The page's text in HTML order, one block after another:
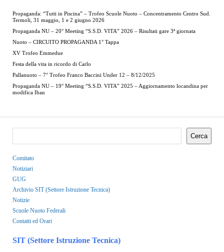
Propaganda: “Tutti in Piscina” – Trofeo Scuole Nuoto – Concentramento Centro Sud.
Termoli, 31 maggio, 1 e 2 giugno 2026
Propaganda NU – 20° Meeting “S.S.D. VITA” 2026 – Risultati gare 3ª giornata
Nuoto – CIRCUITO PROPAGANDA 1° Tappa
XV Trofeo Emmedue
Festa della vita in ricordo di Carlo
Pallanuoto – 7° Trofeo Franco Baccini Under 12 – 8/12/2025
Propaganda NU – 19° Meeting “S.S.D. VITA” 2025 – Aggiornamento locandina per
modifica Iban
Cerca
Comitato
Notiziari
GUG
Archivio SIT (Settore Istruzione Tecnica)
Notizie
Scuole Nuoto Federali
Contatti ed Orari
SIT (Settore Istruzione Tecnica)